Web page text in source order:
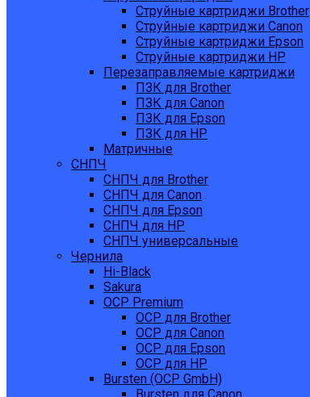
Струйные картриджи Brother
Струйные картриджи Canon
Струйные картриджи Epson
Струйные картриджи HP
Перезаправляемые картриджи
ПЗК для Brother
ПЗК для Canon
ПЗК для Epson
ПЗК для HP
Матричные
СНПЧ
СНПЧ для Brother
СНПЧ для Canon
СНПЧ для Epson
СНПЧ для HP
СНПЧ универсальные
Чернила
Hi-Black
Sakura
OCP Premium
OCP для Brother
OCP для Canon
OCP для Epson
OCP для HP
Bursten (OCP GmbH)